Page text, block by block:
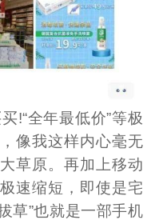
!“全年最低价”等极
像我这样内心毫无
草原。再加上移动
速缩短，即使是宅
草”也就是一部手机